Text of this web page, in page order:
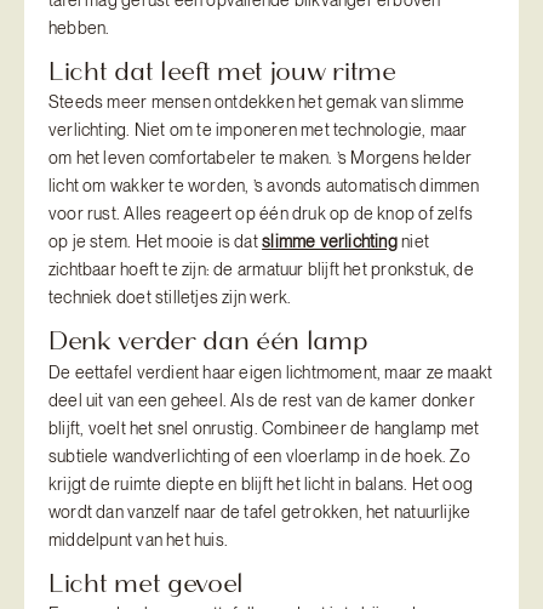
hebben.
Licht dat leeft met jouw ritme
Steeds meer mensen ontdekken het gemak van slimme
verlichting. Niet om te imponeren met technologie, maar
om het leven comfortabeler te maken. ’s Morgens helder
licht om wakker te worden, ’s avonds automatisch dimmen
voor rust. Alles reageert op één druk op de knop of zelfs
op je stem. Het mooie is datslimme verlichtingniet
zichtbaar hoeft te zijn: de armatuur blijft het pronkstuk, de
techniek doet stilletjes zijn werk.
Denk verder dan één lamp
De eettafel verdient haar eigen lichtmoment, maar ze maakt
deel uit van een geheel. Als de rest van de kamer donker
blijft, voelt het snel onrustig. Combineer de hanglamp met
subtiele wandverlichting of een vloerlamp in de hoek. Zo
krijgt de ruimte diepte en blijft het licht in balans. Het oog
wordt dan vanzelf naar de tafel getrokken, het natuurlijke
middelpunt van het huis.
Licht met gevoel